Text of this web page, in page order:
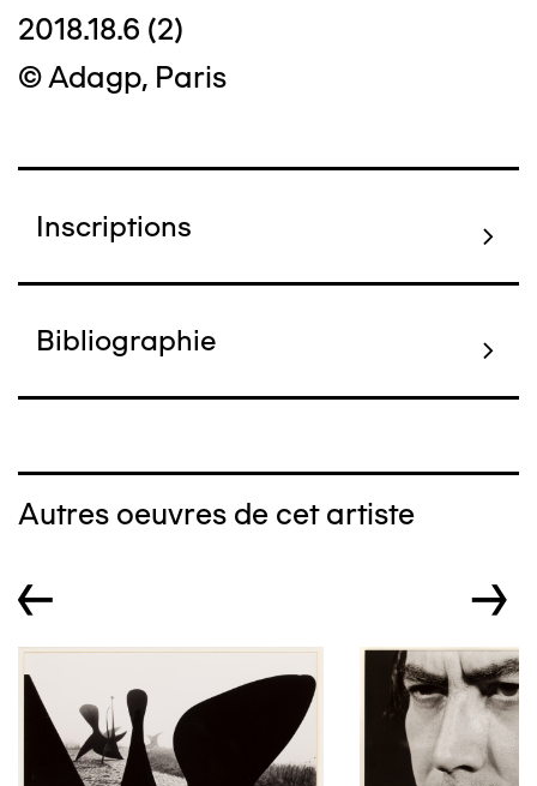
2018.18.6 (2)
© Adagp, Paris
Inscriptions
Bibliographie
Autres oeuvres de cet artiste
← →